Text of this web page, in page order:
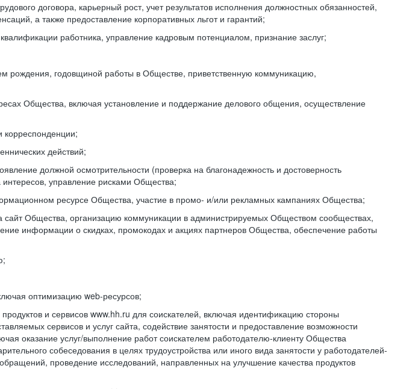
договора, карьерный рост, учет результатов исполнения должностных обязанностей,
а также предоставление корпоративных льгот и гарантий;
работника, управление кадровым потенциалом, признание заслуг;
рождения, годовщиной работы в Обществе, приветственную коммуникацию,
Общества, включая установление и поддержание делового общения, осуществление
корреспонденции;
действий;
должной осмотрительности (проверка на благонадежность и достоверность
управление рисками Общества;
ресурсе Общества, участие в промо- и/или рекламных кампаниях Общества;
Общества, организацию коммуникации в администрируемых Обществом сообществах,
информации о скидках, промокодах и акциях партнеров Общества, обеспечение работы
оптимизацию web-ресурсов;
и сервисов www.hh.ru для соискателей, включая идентификацию стороны
сервисов и услуг сайта, содействие занятости и предоставление возможности
оказание услуг/выполнение работ соискателем работодателю-клиенту Общества
собеседования в целях трудоустройства или иного вида занятости у работодателей-
проведение исследований, направленных на улучшение качества продуктов